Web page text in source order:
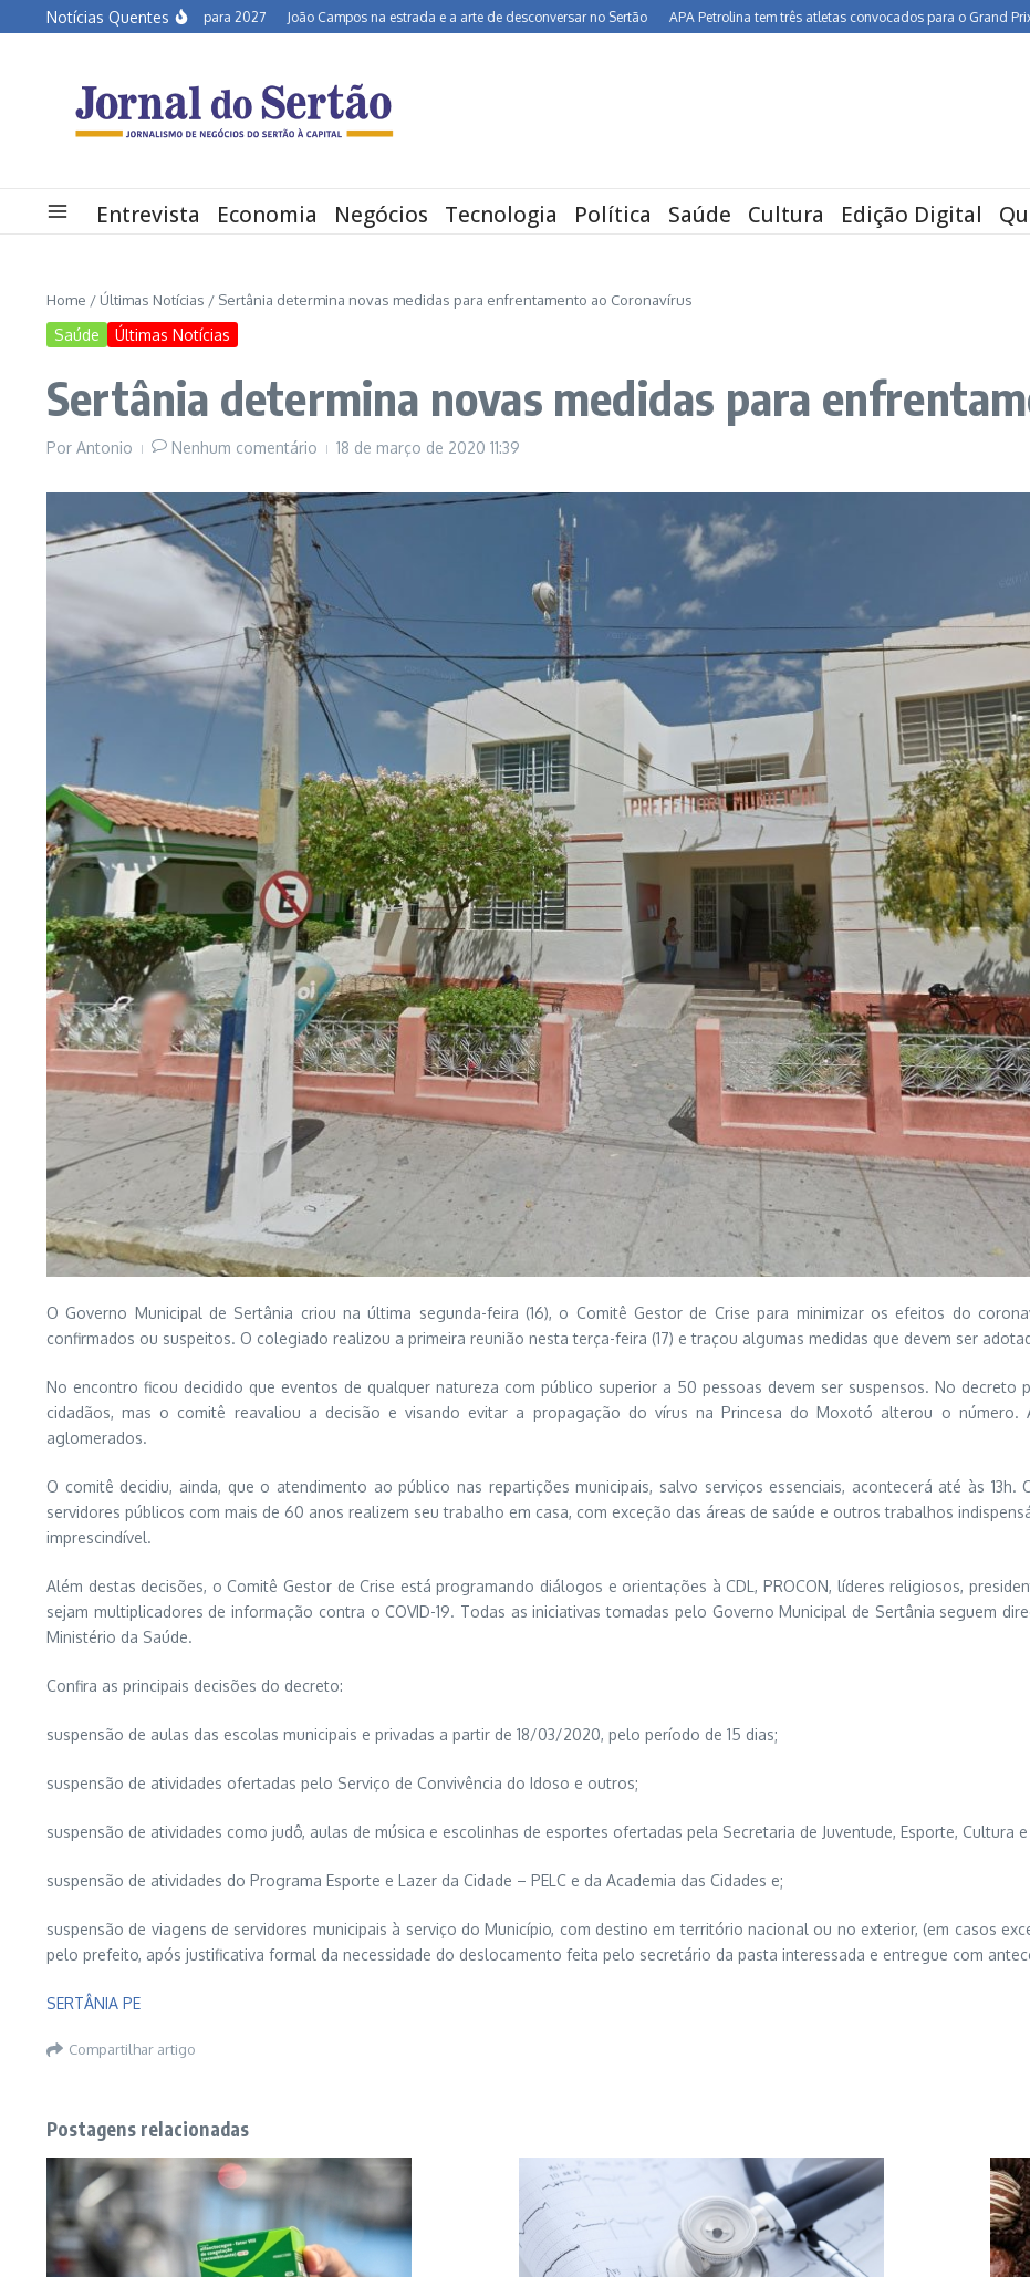
Ir para o conteúdo
Notícias Quentes
Semiárido em alerta para 2027 João Campos na estrada e a arte de desconversar no Sertão APA Petrolina tem três atletas convocados para o Grand Prix de Cali
Entrevista Economia Negócios Tecnologia Política Saúde Cultura Edição Digital
Home / Últimas Notícias / Sertânia determina novas medidas para enfrentamento ao Coronavírus
Saúde Últimas Notícias
Sertânia determina novas medidas para
Por Antonio Nenhum comentário 18 de março de 2020 11:39
O Governo Municipal de Sertânia criou na última segunda-feira (16), o Comitê Gestor de Crise para minimizar os efeitos do
confirmados ou suspeitos. O colegiado realizou a primeira reunião nesta terça-feira (17) e traçou algumas medidas que devem ser
No encontro ficou decidido que eventos de qualquer natureza com público superior a 50 pessoas devem ser suspensos. No decreto
cidadãos, mas o comitê reavaliou a decisão e visando evitar a propagação do vírus na Princesa do Moxotó alterou o número.
aglomerados.
O comitê decidiu, ainda, que o atendimento ao público nas repartições municipais, salvo serviços essenciais, acontecerá até às
servidores públicos com mais de 60 anos realizem seu trabalho em casa, com exceção das áreas de saúde e outros trabalhos
imprescindível.
Além destas decisões, o Comitê Gestor de Crise está programando diálogos e orientações à CDL, PROCON, líderes religiosos,
sejam multiplicadores de informação contra o COVID-19. Todas as iniciativas tomadas pelo Governo Municipal de Sertânia seguem
Ministério da Saúde.
Confira as principais decisões do decreto:
suspensão de aulas das escolas municipais e privadas a partir de 18/03/2020, pelo período de 15 dias;
suspensão de atividades ofertadas pelo Serviço de Convivência do Idoso e outros;
suspensão de atividades como judô, aulas de música e escolinhas de esportes ofertadas pela Secretaria de Juventude, Esporte, Cultura
suspensão de atividades do Programa Esporte e Lazer da Cidade – PELC e da Academia das Cidades e;
suspensão de viagens de servidores municipais à serviço do Município, com destino em território nacional ou no exterior, (em casos
pelo prefeito, após justificativa formal da necessidade do deslocamento feita pelo secretário da pasta interessada e entregue com
SERTÂNIA PE
Compartilhar artigo
Postagens relacionadas